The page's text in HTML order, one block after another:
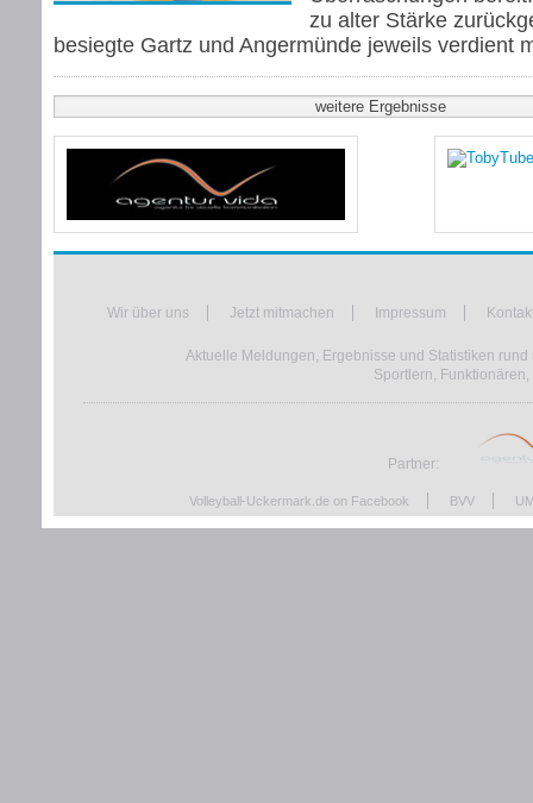
zu alter Stärke
besiegte Gartz und Angermünde jeweils verdient
weitere Ergebnisse
Wir über uns Jetzt mitmachen Impressum
Aktuelle Meldungen, Ergebnisse und Statistiken
Sportlern,
Partner:
Volleyball-Uckermark.de on Facebook BVV